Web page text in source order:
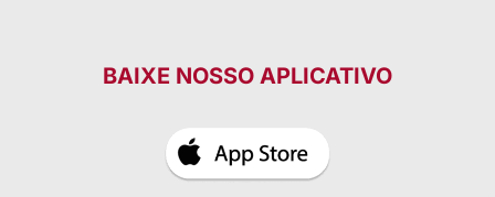
BAIXE NOSSO APLICATIVO